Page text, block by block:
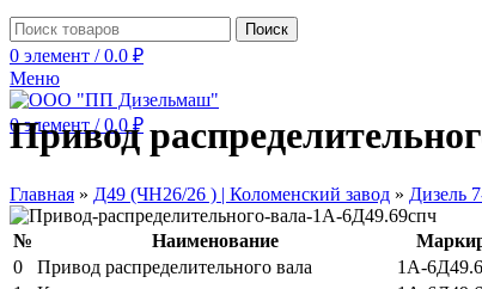
Поиск
0 элемент / 0.0 ₽
Меню
0элемент / 0.0 ₽
Привод
Главная » Д49 (ЧН26/26 ) | Коломенский завод » Дизель
№ Наименование
0
Привод распределительного вала 1А-